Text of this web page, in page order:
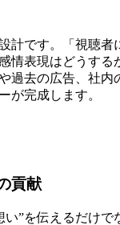
計です。「視聴
情表現はどうす
過去の広告、社
が完成します。
貢献
い”を伝えるだけ